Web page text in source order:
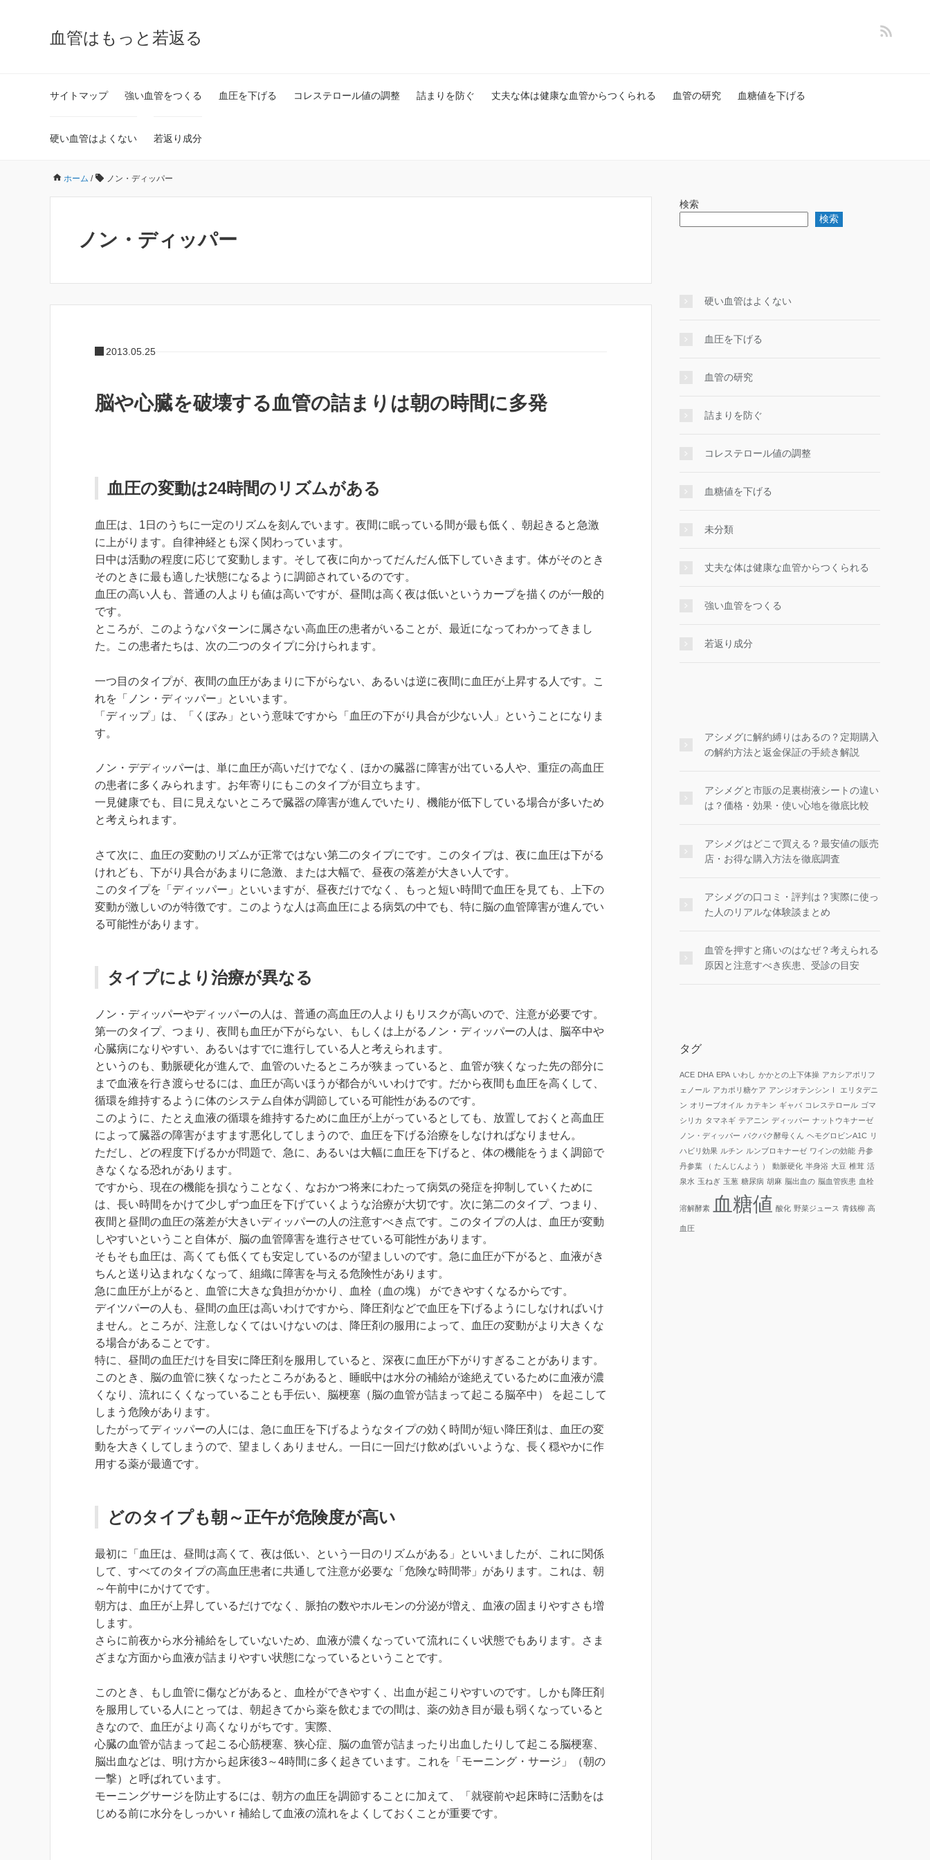
血管はもっと若返る
サイトマップ 強い血管をつくる 血圧を下げる コレステロール値の調整 詰まりを防ぐ 丈夫な体は健康な血管からつくられる 血管の研究 血糖値を下げる
硬い血管はよくない 若返り成分
ホーム / ノン・ディッパー
ノン・ディッパー
2013.05.25
脳や心臓を破壊する血管の詰まりは朝の時間に多発
血圧の変動は24時間のリズムがある
血圧は、1日のうちに一定のリズムを刻んでいます。夜間に眠っている間が最も低く、朝起きると急激
に上がります。自律神経とも深く関わっています。
日中は活動の程度に応じて変動します。そして夜に向かってだんだん低下していきます。体がそのとき
そのときに最も適した状態になるように調節されているのです。
血圧の高い人も、普通の人よりも値は高いですが、昼間は高く夜は低いというカープを描くのが一般的
です。
ところが、このようなパターンに属さない高血圧の患者がいることが、最近になってわかってきまし
た。この患者たちは、次の二つのタイプに分けられます。
一つ目のタイプが、夜間の血圧があまりに下がらない、あるいは逆に夜間に血圧が上昇する人です。こ
れを「ノン・ディッパー」といいます。
「ディップ」は、「くぼみ」という意味ですから「血圧の下がり具合が少ない人」ということになりま
す。
ノン・デディッパーは、単に血圧が高いだけでなく、ほかの臓器に障害が出ている人や、重症の高血圧
の患者に多くみられます。お年寄りにもこのタイプが目立ちます。
一見健康でも、目に見えないところで臓器の障害が進んでいたり、機能が低下している場合が多いため
と考えられます。
さて次に、血圧の変動のリズムが正常ではない第二のタイプにです。このタイプは、夜に血圧は下がる
けれども、下がり具合があまりに急激、または大幅で、昼夜の落差が大きい人です。
このタイプを「ディッパー」といいますが、昼夜だけでなく、もっと短い時間で血圧を見ても、上下の
変動が激しいのが特徴です。このような人は高血圧による病気の中でも、特に脳の血管障害が進んでい
る可能性があります。
タイプにより治療が異なる
ノン・ディッパーやディッパーの人は、普通の高血圧の人よりもリスクが高いので、注意が必要です。
第一のタイプ、つまり、夜間も血圧が下がらない、もしくは上がるノン・ディッパーの人は、脳卒中や
心臓病になりやすい、あるいはすでに進行している人と考えられます。
というのも、動脈硬化が進んで、血管のいたるところが狭まっていると、血管が狭くなった先の部分に
まで血液を行き渡らせるには、血圧が高いほうが都合がいいわけです。だから夜間も血圧を高くして、
循環を維持するように体のシステム自体が調節している可能性があるのです。
このように、たとえ血液の循環を維持するために血圧が上がっているとしても、放置しておくと高血圧
によって臓器の障害がますます悪化してしまうので、血圧を下げる治療をしなければなりません。
ただし、どの程度下げるかが問題で、急に、あるいは大幅に血圧を下げると、体の機能をうまく調節で
きなくなる恐れがあります。
ですから、現在の機能を損なうことなく、なおかつ将来にわたって病気の発症を抑制していくために
は、長い時間をかけて少しずつ血圧を下げていくような治療が大切です。次に第二のタイプ、つまり、
夜間と昼間の血圧の落差が大きいディッパーの人の注意すべき点です。このタイプの人は、血圧が変動
しやすいということ自体が、脳の血管障害を進行させている可能性があります。
そもそも血圧は、高くても低くても安定しているのが望ましいのです。急に血圧が下がると、血液がき
ちんと送り込まれなくなって、組織に障害を与える危険性があります。
急に血圧が上がると、血管に大きな負担がかかり、血栓（血の塊） ができやすくなるからです。
デイツパーの人も、昼間の血圧は高いわけですから、降圧剤などで血圧を下げるようにしなければいけ
ません。ところが、注意しなくてはいけないのは、降圧剤の服用によって、血圧の変動がより大きくな
る場合があることです。
特に、昼間の血圧だけを目安に降圧剤を服用していると、深夜に血圧が下がりすぎることがあります。
このとき、脳の血管に狭くなったところがあると、睡眠中は水分の補給が途絶えているために血液が濃
くなり、流れにくくなっていることも手伝い、脳梗塞（脳の血管が詰まって起こる脳卒中） を起こして
しまう危険があります。
したがってディッパーの人には、急に血圧を下げるようなタイプの効く時間が短い降圧剤は、血圧の変
動を大きくしてしまうので、望ましくありません。一日に一回だけ飲めばいいような、長く穏やかに作
用する薬が最適です。
どのタイプも朝～正午が危険度が高い
最初に「血圧は、昼間は高くて、夜は低い、という一日のリズムがある」といいましたが、これに関係
して、すべてのタイプの高血圧患者に共通して注意が必要な「危険な時間帯」があります。これは、朝
～午前中にかけてです。
朝方は、血圧が上昇しているだけでなく、脈拍の数やホルモンの分泌が増え、血液の固まりやすさも増
します。
さらに前夜から水分補給をしていないため、血液が濃くなっていて流れにくい状態でもあります。さま
ざまな方面から血液が詰まりやすい状態になっているということです。
このとき、もし血管に傷などがあると、血栓ができやすく、出血が起こりやすいのです。しかも降圧剤
を服用している人にとっては、朝起きてから薬を飲むまでの間は、薬の効き目が最も弱くなっていると
きなので、血圧がより高くなりがちです。実際、
心臓の血管が詰まって起こる心筋梗塞、狭心症、脳の血管が詰まったり出血したりして起こる脳梗塞、
脳出血などは、明け方から起床後3～4時間に多く起きています。これを「モーニング・サージ」（朝の
一撃）と呼ばれています。
モーニングサージを防止するには、朝方の血圧を調節することに加えて、「就寝前や起床時に活動をは
じめる前に水分をしっかいｒ補給して血液の流れをよくしておくことが重要です。
検索
検索
硬い血管はよくない
血圧を下げる
血管の研究
詰まりを防ぐ
コレステロール値の調整
血糖値を下げる
未分類
丈夫な体は健康な血管からつくられる
強い血管をつくる
若返り成分
アシメグに解約縛りはあるの？定期購入
の解約方法と返金保証の手続き解説
アシメグと市販の足裏樹液シートの違い
は？価格・効果・使い心地を徹底比較
アシメグはどこで買える？最安値の販売
店・お得な購入方法を徹底調査
アシメグの口コミ・評判は？実際に使っ
た人のリアルな体験談まとめ
血管を押すと痛いのはなぜ？考えられる
原因と注意すべき疾患、受診の目安
タグ
ACE DHA EPA いわし かかとの上下体操 アカシアポリフ
ェノール アカポリ糖ケア アンジオテンシンⅠ
エリタデニ
ン オリーブオイル カテキン ギャバ コレステロール ゴマ
シリカ タマネギ テアニン ディッパー ナットウキナーゼ
ノン・ディッパー パクパク酵母くん ヘモグロビンA1C リ
ハビリ効果 ルチン ルンブロキナーゼ ワインの効能 丹参
丹参葉 （ たんじんよう ）
動脈硬化 半身浴 大豆 椎茸 活
泉水 玉ねぎ 玉葱 糖尿病 胡麻 脳出血の 脳血管疾患 血栓
溶解酵素 血糖値 酸化 野菜ジュース 青銭柳 高
血圧